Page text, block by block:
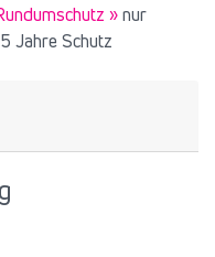
»nur
Jahre Schutz